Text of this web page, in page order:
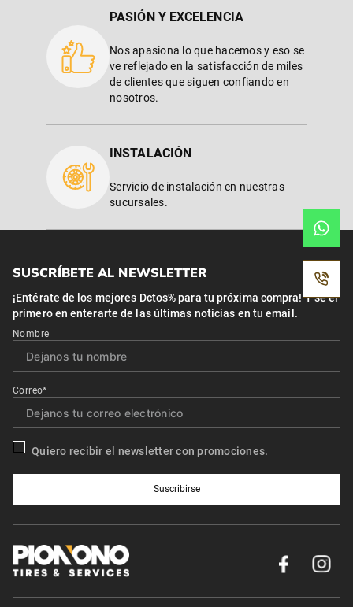
PASIÓN Y EXCELENCIA
Nos apasiona lo que hacemos y eso se
ve reflejado en la satisfacción de miles
de clientes que siguen confiando en
nosotros.
INSTALACIÓN
Servicio de instalación en nuestras
sucursales.
SUSCRÍBETE AL NEWSLETTER
¡Entérate de los mejores Dctos% para tu próxima compra! Y se el
primero en enterarte de las últimas noticias en tu email.
Nombre
Correo*
Quiero recibir el newsletter con promociones.
Suscribirse